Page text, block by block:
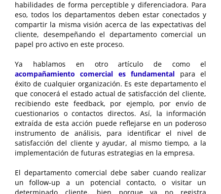
habilidades de forma perceptible y diferenciadora. Para
eso, todos los departamentos deben estar conectados y
compartir la misma visión acerca de las expectativas del
cliente, desempeñando el departamento comercial un
papel pro activo en este proceso.
Ya hablamos en otro artículo de como el
acompañamiento comercial es fundamental para el
éxito de cualquier organización. Es este departamento el
que conocerá el estado actual de satisfacción del cliente,
recibiendo este feedback, por ejemplo, por envío de
cuestionarios o contactos directos. Así, la información
extraída de esta acción puede reflejarse en un poderoso
instrumento de análisis, para identificar el nivel de
satisfacción del cliente y ayudar, al mismo tiempo, a la
implementación de futuras estrategias en la empresa.
El departamento comercial debe saber cuando realizar
un follow-up a un potencial contacto, o visitar un